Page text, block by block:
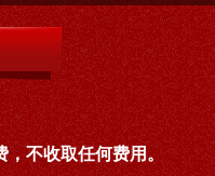
，不收取任何费用。